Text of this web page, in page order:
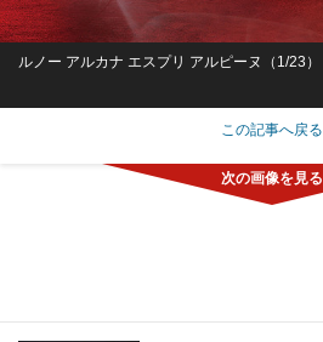
ルノー アルカナ エスプリ アルピーヌ（1/23）
この記事へ戻る